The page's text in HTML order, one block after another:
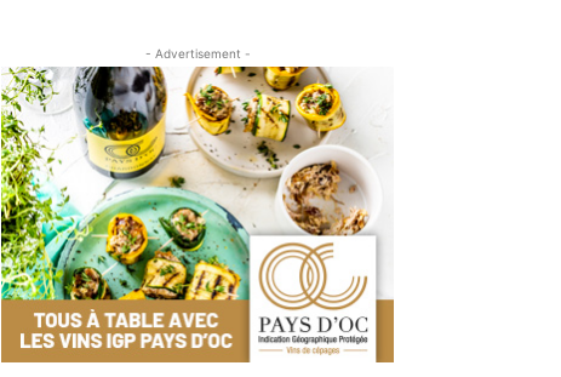
- Advertisement -